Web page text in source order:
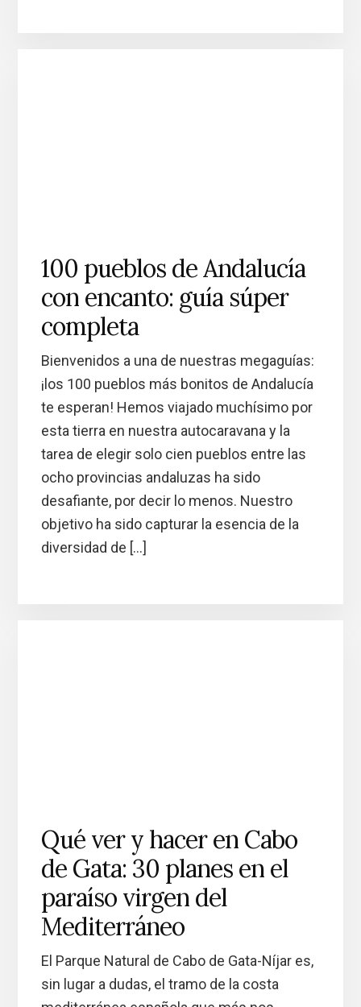
100 pueblos de Andalucía
con encanto: guía súper
completa
Bienvenidos a una de nuestras megaguías:
¡los 100 pueblos más bonitos de Andalucía
te esperan! Hemos viajado muchísimo por
esta tierra en nuestra autocaravana y la
tarea de elegir solo cien pueblos entre las
ocho provincias andaluzas ha sido
desafiante, por decir lo menos. Nuestro
objetivo ha sido capturar la esencia de la
diversidad de […]
Qué ver y hacer en Cabo
de Gata: 30 planes en el
paraíso virgen del
Mediterráneo
El Parque Natural de Cabo de Gata-Níjar es,
sin lugar a dudas, el tramo de la costa